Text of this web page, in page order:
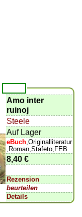
Amo inter
ruinoj
Steele
Auf Lager
eBuch ,Originalliteratur
,Roman,Stafeto,FEB
8,40 €
Rezension
beurteilen
Details